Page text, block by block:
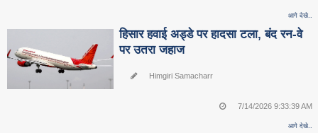
आगे देखे..
हिसार हवाई अड्डे पर हादसा टला, बंद रन-वे
पर उतरा जहाज
Himgiri Samacharr
7/14/2026 9:33:39 AM
आगे देखे..